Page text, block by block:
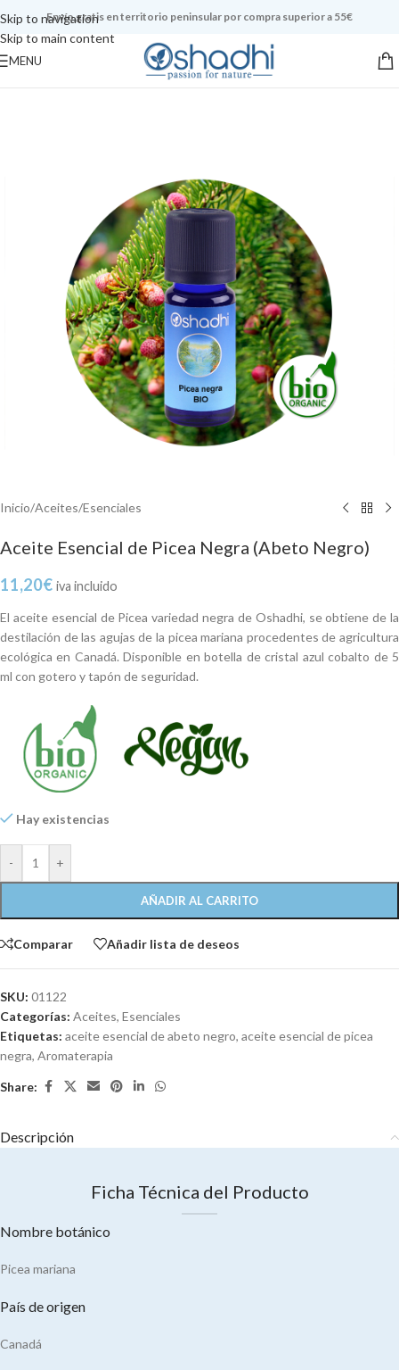
Skip to navigation
Skip to main content
Envío gratis en territorio peninsular por compra superior a 55€
MENU
Inicio/Aceites/Esenciales
Aceite Esencial de Picea Negra (Abeto Negro)
11,20€ iva incluido
El aceite esencial de Picea variedad negra de Oshadhi, se obtiene de la
destilación de las agujas de la picea mariana procedentes de agricultura
ecológica en Canadá. Disponible en botella de cristal azul cobalto de 5
ml con gotero y tapón de seguridad.
Hay existencias
- +
AÑADIR AL CARRITO
Comparar Añadir lista de deseos
SKU: 01122
Categorías: Aceites, Esenciales
Etiquetas: aceite esencial de abeto negro, aceite esencial de picea
negra, Aromaterapia
Share:
Descripción
Ficha Técnica del Producto
Nombre botánico
Picea mariana
País de origen
Canadá